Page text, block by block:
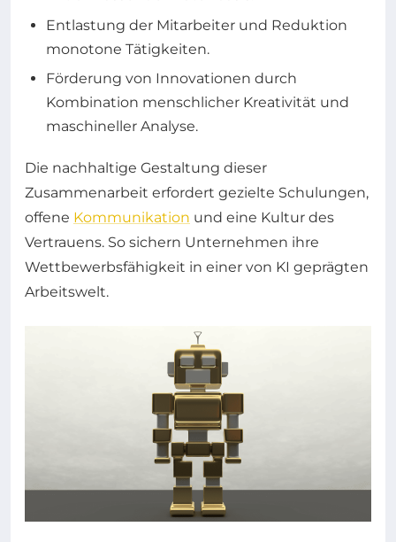
Entlastung der Mitarbeiter und Reduktion
monotone Tätigkeiten.
Förderung von Innovationen durch
Kombination menschlicher Kreativität und
maschineller Analyse.
Die nachhaltige Gestaltung dieser
Zusammenarbeit erfordert gezielte Schulungen,
offene Kommunikation und eine Kultur des
Vertrauens. So sichern Unternehmen ihre
Wettbewerbsfähigkeit in einer von KI geprägten
Arbeitswelt.